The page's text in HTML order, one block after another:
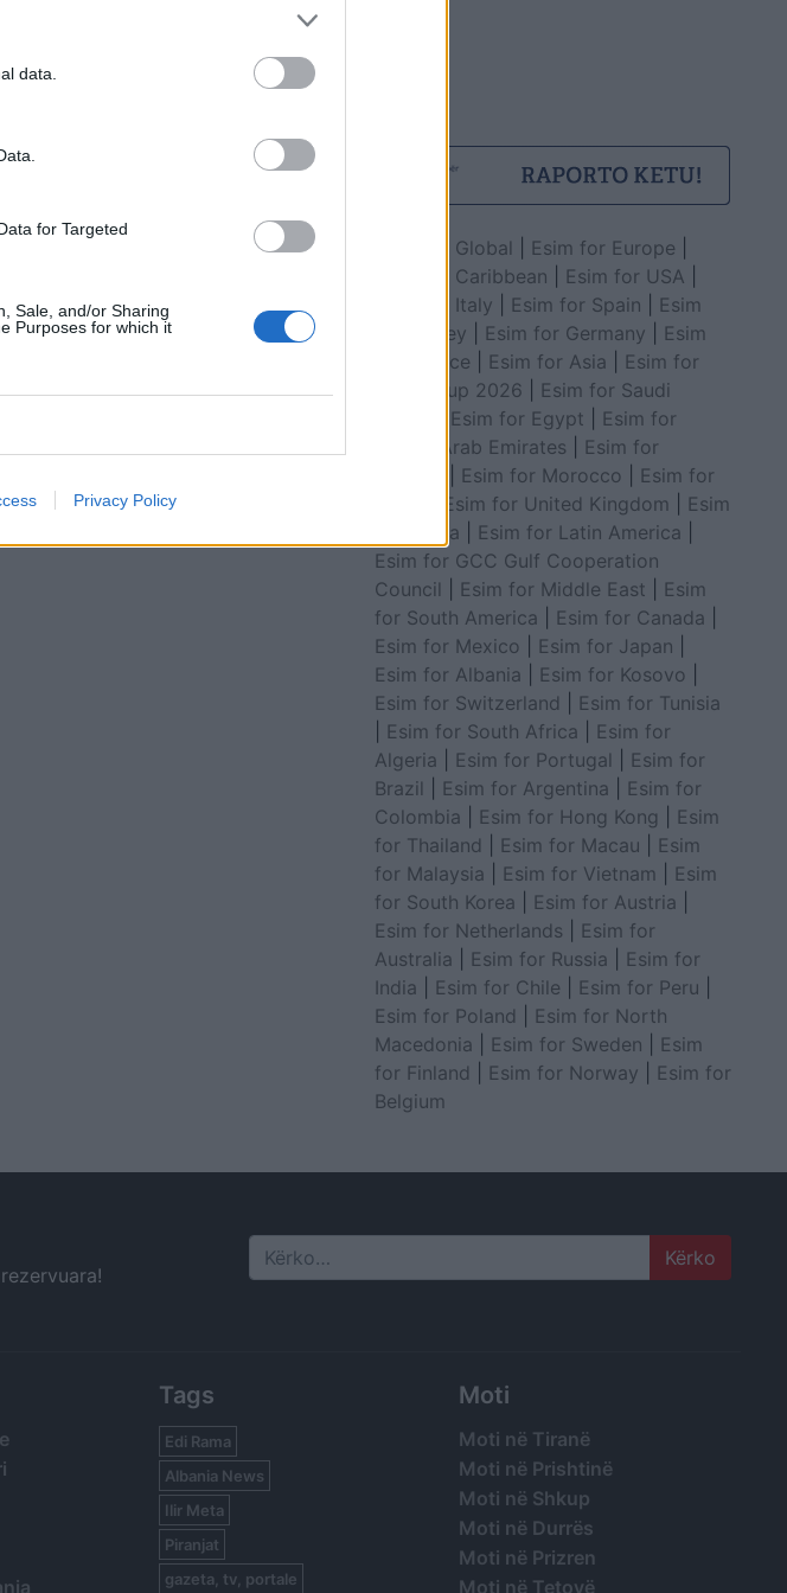
data.
for Targeted
Sale, and/or Sharing
Purposes for which it
Privacy Policy
Esim for Global Esim for Europe
Esim for Caribbean
Esim for USA
Esim for Italy
Esim for Spain
Esim
for Turkey
Esim for Germany
Esim
for Greece
Esim for Asia
Esim for
World Cup 2026
Esim for Saudi
Esim for Egypt
Esim for
United Arab Emirates
Esim for
Esim for Morocco
Esim for
Esim for United Kingdom
Esim
for Africa
Esim for Latin America
Esim for GCC Gulf Cooperation
Council
Esim for Middle East
Esim
for South America
Esim for Canada
Esim for Mexico
Esim for Japan
Esim for Albania
Esim for Kosovo
Esim for Switzerland
Esim for Tunisia
Esim for South Africa
Esim for
Algeria
Esim for Portugal
Esim for
Brazil
Esim for Argentina
Esim for
Colombia
Esim for Hong Kong
Esim
for Thailand
Esim for Macau
Esim
for Malaysia
Esim for Vietnam
Esim
for South Korea
Esim for Austria
Esim for Netherlands
Esim for
Australia
Esim for Russia
Esim for
India
Esim for Chile Esim for Peru
Esim for Poland
Esim for North
Macedonia
Esim for Sweden
Esim
for Finland
Esim for Norway
Esim for
Belgium
Search
Tags
Edi Rama
Albania News
Ilir Meta
Piranjat
gazeta, tv, portale
Moti
Moti në Tiranë
Moti në Prishtinë
Moti në Shkup
Moti në Durrës
Moti në Prizren
Moti në Tetovë